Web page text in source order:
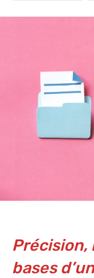
Précision,
bases